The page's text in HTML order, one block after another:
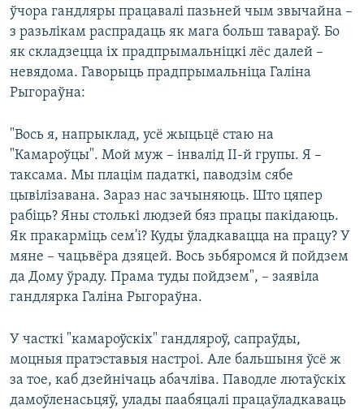
ўчора гандляры працавалі пазьней чым звычайна –
з разьлікам распрадаць як мага больш тавараў. Бо
як складзецца іх прадпрымальніцкі лёс далей –
невядома. Гаворыць прадпрымальніца Галіна
Рыгораўна:
"Вось я, напрыклад, усё жыцьцё стаю на
"Камароўцы". Мой муж – інвалід ІІ-й групы. Я –
таксама. Мы плацім падаткі, паводзім сябе
цывілізавана. Зараз нас зачыняюць. Што цяпер
рабіць? Яны столькі людзей бяз працы пакідаюць.
Як пракарміць сем'і? Куды ўладкавацца на працу? У
мяне – чацьвёра дзяцей. Вось зьбяромся й пойдзем
да Дому ўраду. Прама туды пойдзем", – заявіла
гандлярка Галіна Рыгораўна.
У часткі "камароўскіх" гандляроў, сапраўды,
моцныя пратэставыя настроі. Але бальшыня ўсё ж
за тое, каб дзейнічаць абачліва. Паводле лютаўскіх
дамоўленасьцяў, улады паабяцалі працаўладкаваць